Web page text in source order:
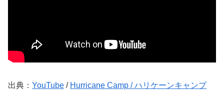
出典： YouTube / Hurricane Camp / ハリケーンキャンプ